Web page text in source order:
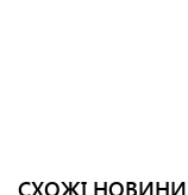
СХОЖІ НОВИНИ